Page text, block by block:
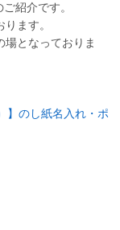
紹介です。
ます。
となっておりま
】のし紙名入れ・ポ